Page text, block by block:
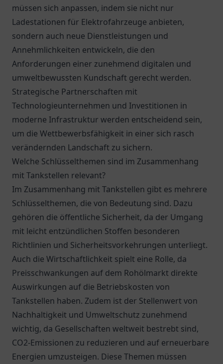
müssen sich anpassen, indem sie nicht nur
Ladestationen für Elektrofahrzeuge anbieten,
sondern auch neue Dienstleistungen und
Annehmlichkeiten entwickeln, die den
Anforderungen einer zunehmend digitalen und
umweltbewussten Kundschaft gerecht werden.
Strategische Partnerschaften mit
Technologieunternehmen und Investitionen in
moderne Infrastruktur werden entscheidend sein,
um die Wettbewerbsfähigkeit in einer sich rasch
verändernden Landschaft zu sichern.
Welche Schlüsselthemen sind im Zusammenhang
mit Tankstellen relevant?
Im Zusammenhang mit Tankstellen gibt es mehrere
Schlüsselthemen, die von Bedeutung sind. Dazu
gehören die öffentliche Sicherheit, da der Umgang
mit leicht entzündlichen Stoffen besonderen
Richtlinien und Sicherheitsvorkehrungen unterliegt.
Auch die Wirtschaftlichkeit spielt eine Rolle, da
Preisschwankungen auf dem Rohölmarkt direkte
Auswirkungen auf die Betriebskosten von
Tankstellen haben. Zudem ist der Stellenwert von
Nachhaltigkeit und Umweltschutz zunehmend
wichtig, da Gesellschaften weltweit bestrebt sind,
CO2-Emissionen zu reduzieren und auf erneuerbare
Energien umzusteigen. Diese Themen müssen